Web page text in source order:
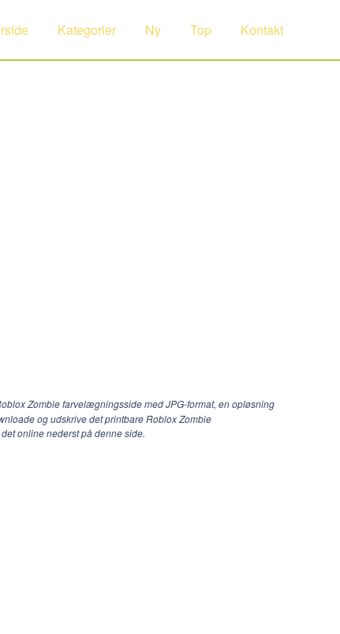
Kategorier Ny Top Kontakt
Zombie farvelægningsside med JPG-format, en opløsning
og udskrive det printbare Roblox Zombie
online nederst på denne side.